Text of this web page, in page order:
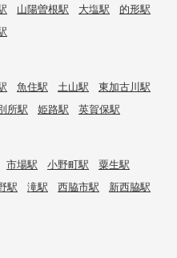
山陽曽根駅 大塩駅
的形駅
魚住駅 土山駅
東加古川駅
所駅 姫路駅 英賀保駅
市場駅 小野町駅
粟生駅
駅 滝駅 西脇市駅
新西脇駅